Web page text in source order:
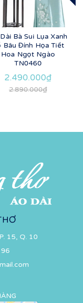
Bà Sui Lụa Xanh
Bâu Đính Họa Tiết
Hoa Ngọt Ngào
TN0460
2.490.000₫
2.890.000₫
15, Q. 10